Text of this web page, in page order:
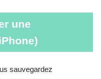
une
sauvegardez